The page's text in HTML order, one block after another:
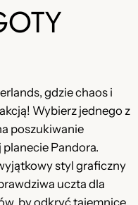
gdzie chaos i
Wybierz jednego z
poszukiwanie
Pandora.
styl graficzny
uczta dla
by odkryć tajemnice